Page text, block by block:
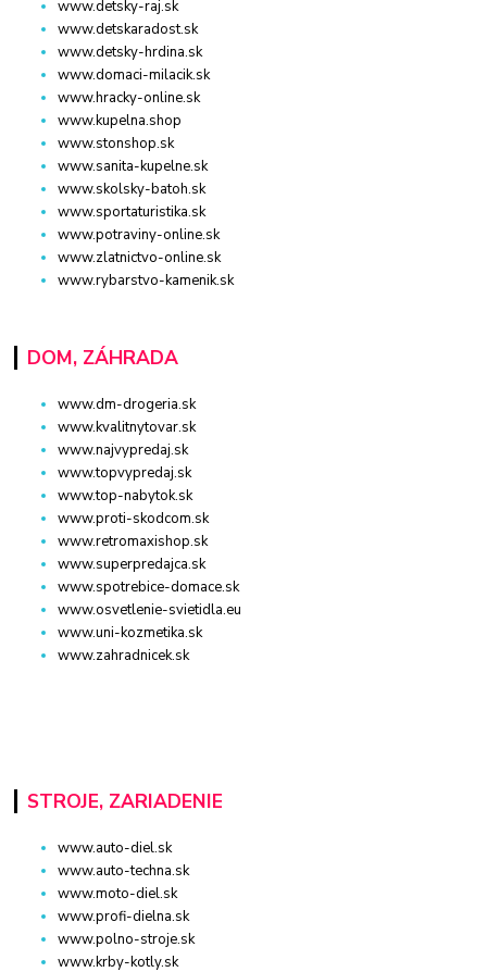
www.detsky-raj.sk
www.detskaradost.sk
www.detsky-hrdina.sk
www.domaci-milacik.sk
www.hracky-online.sk
www.kupelna.shop
www.stonshop.sk
www.sanita-kupelne.sk
www.skolsky-batoh.sk
www.sportaturistika.sk
www.potraviny-online.sk
www.zlatnictvo-online.sk
www.rybarstvo-kamenik.sk
DOM, ZÁHRADA
www.dm-drogeria.sk
www.kvalitnytovar.sk
www.najvypredaj.sk
www.topvypredaj.sk
www.top-nabytok.sk
www.proti-skodcom.sk
www.retromaxishop.sk
www.superpredajca.sk
www.spotrebice-domace.sk
www.osvetlenie-svietidla.eu
www.uni-kozmetika.sk
www.zahradnicek.sk
STROJE, ZARIADENIE
www.auto-diel.sk
www.auto-techna.sk
www.moto-diel.sk
www.profi-dielna.sk
www.polno-stroje.sk
www.krby-kotly.sk